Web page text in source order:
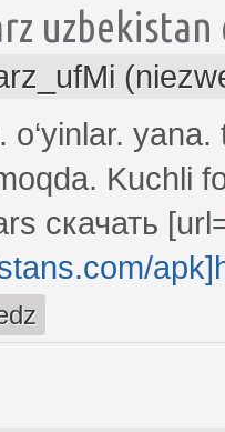
uzbekistan
o‘yinlar.
Kuchli
скачать